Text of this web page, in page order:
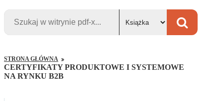
STRONA GŁÓWNA
CERTYFIKATY PRODUKTOWE I SYSTEMOWE
NA RYNKU B2B